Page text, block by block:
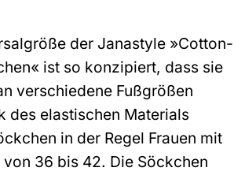
der Janastyle »Cotton-
ist so konzipiert, dass sie
verschiedene Fußgrößen
des elastischen Materials
in der Regel Frauen mit
36 bis 42. Die Söckchen